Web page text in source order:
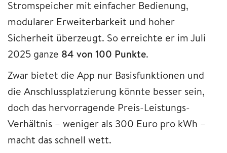
Stromspeicher mit einfacher Bedienung,
modularer Erweiterbarkeit und hoher
Sicherheit überzeugt. So erreichte er im Juli
2025 ganze 84 von 100 Punkte.
Zwar bietet die App nur Basisfunktionen und
die Anschlussplatzierung könnte besser sein,
doch das hervorragende Preis-Leistungs-
Verhältnis – weniger als 300 Euro pro kWh –
macht das schnell wett.